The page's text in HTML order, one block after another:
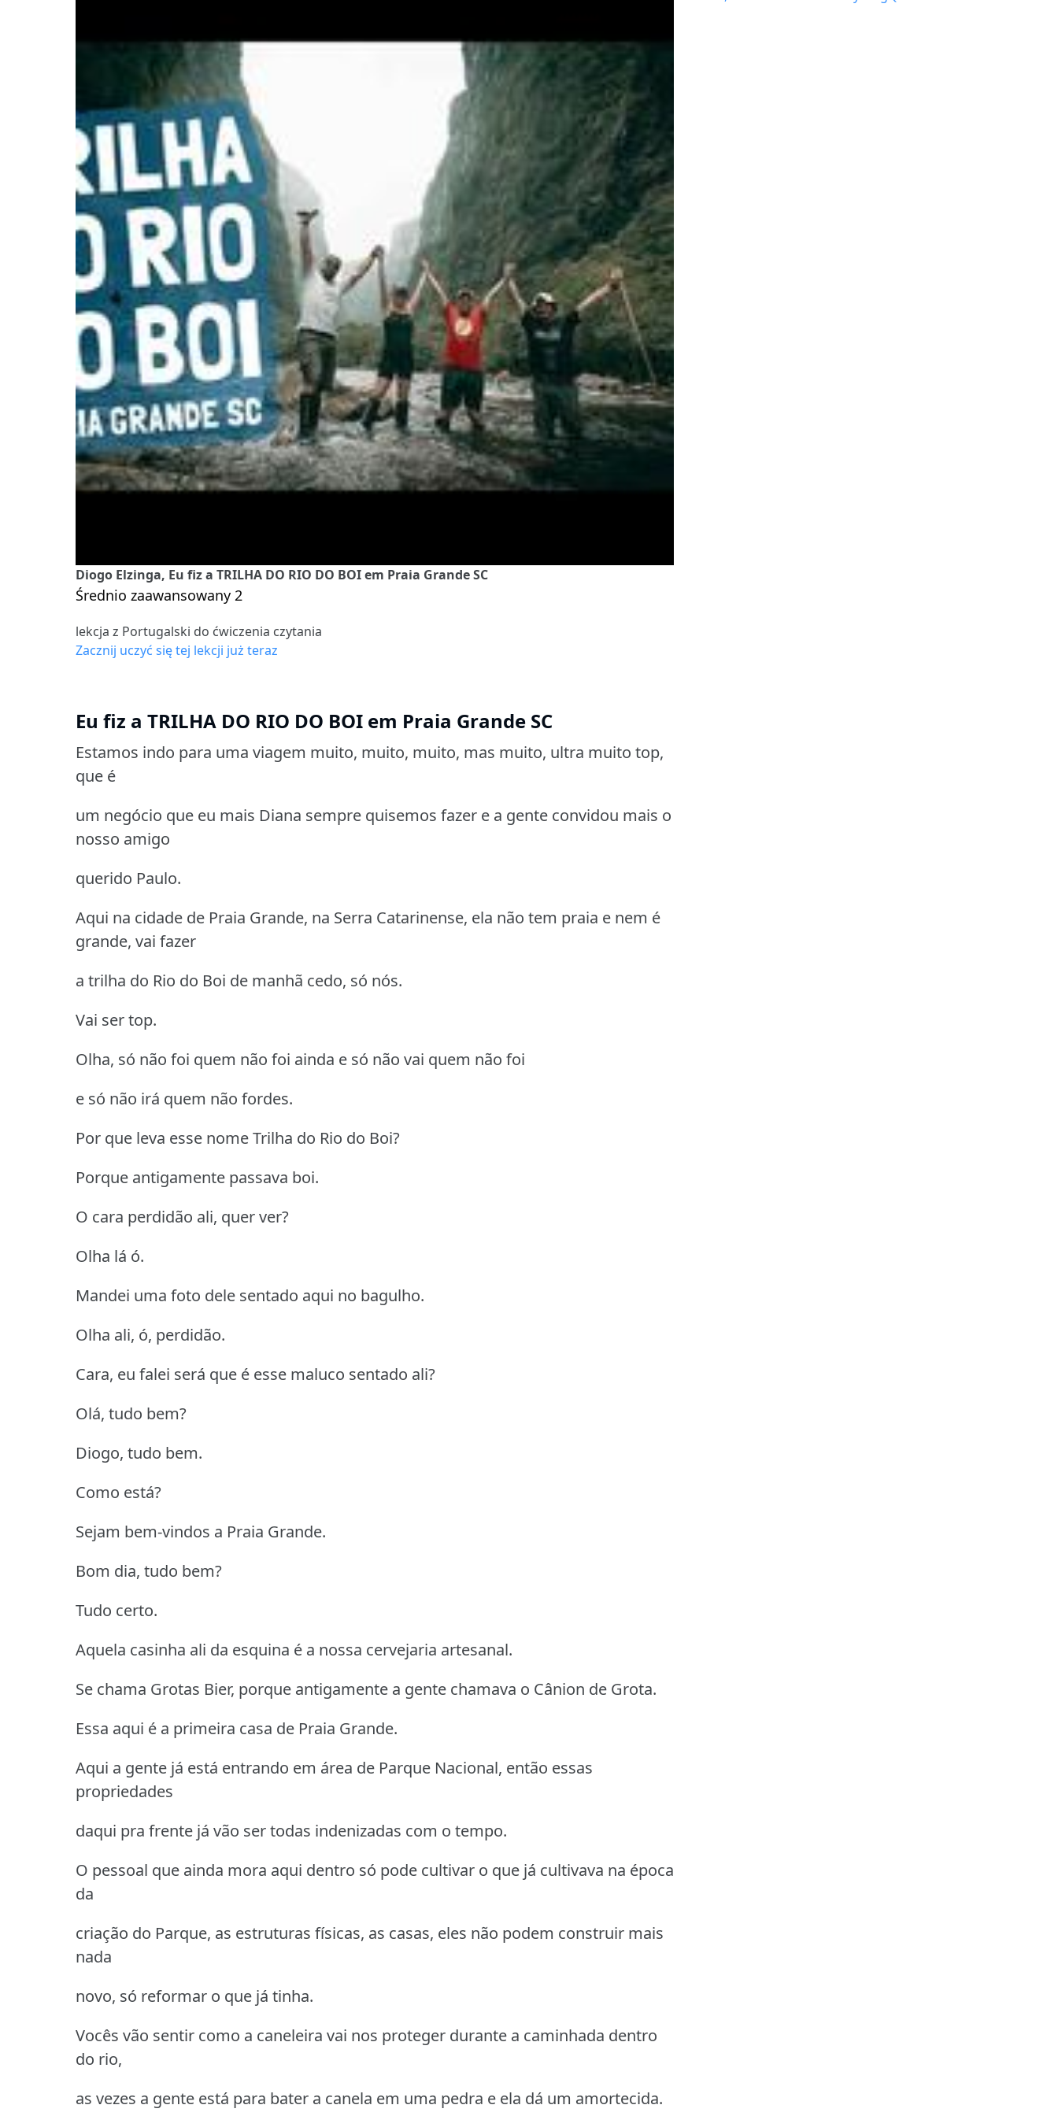
Diogo Elzinga, Eu fiz a TRILHA DO RIO DO BOI em Praia Grande SC
Średnio zaawansowany 2
lekcja z Portugalski do ćwiczenia czytania
Zacznij uczyć się tej lekcji już teraz
Eu fiz a TRILHA DO RIO DO BOI em Praia Grande SC
Estamos indo para uma viagem muito, muito, muito, mas muito, ultra muito top,
que é
um negócio que eu mais Diana sempre quisemos fazer e a gente convidou mais o
nosso amigo
querido Paulo.
Aqui na cidade de Praia Grande, na Serra Catarinense, ela não tem praia e nem é
grande, vai fazer
a trilha do Rio do Boi de manhã cedo, só nós.
Vai ser top.
Olha, só não foi quem não foi ainda e só não vai quem não foi
e só não irá quem não fordes.
Por que leva esse nome Trilha do Rio do Boi?
Porque antigamente passava boi.
O cara perdidão ali, quer ver?
Olha lá ó.
Mandei uma foto dele sentado aqui no bagulho.
Olha ali, ó, perdidão.
Cara, eu falei será que é esse maluco sentado ali?
Olá, tudo bem?
Diogo, tudo bem.
Como está?
Sejam bem-vindos a Praia Grande.
Bom dia, tudo bem?
Tudo certo.
Aquela casinha ali da esquina é a nossa cervejaria artesanal.
Se chama Grotas Bier, porque antigamente a gente chamava o Cânion de Grota.
Essa aqui é a primeira casa de Praia Grande.
Aqui a gente já está entrando em área de Parque Nacional, então essas
propriedades
daqui pra frente já vão ser todas indenizadas com o tempo.
O pessoal que ainda mora aqui dentro só pode cultivar o que já cultivava na época
da
criação do Parque, as estruturas físicas, as casas, eles não podem construir mais
nada
novo, só reformar o que já tinha.
Vocês vão sentir como a caneleira vai nos proteger durante a caminhada dentro
do rio,
as vezes a gente está para bater a canela em uma pedra e ela dá um amortecida.